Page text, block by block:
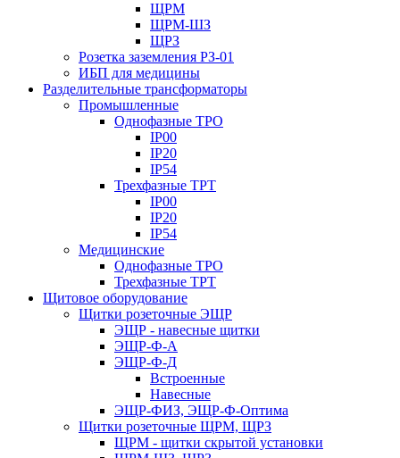
ЩРМ
ЩРМ-ШЗ
ЩРЗ
Розетка заземления РЗ-01
ИБП для медицины
Разделительные трансформаторы
Промышленные
Однофазные ТРО
IP00
IP20
IP54
Трехфазные ТРТ
IP00
IP20
IP54
Медицинские
Однофазные ТРО
Трехфазные ТРТ
Щитовое оборудование
Щитки розеточные ЭЩР
ЭЩР - навесные щитки
ЭЩР-Ф-А
ЭЩР-Ф-Д
Встроенные
Навесные
ЭЩР-ФИЗ, ЭЩР-Ф-Оптима
Щитки розеточные ЩРМ, ЩРЗ
ЩРМ - щитки скрытой установки